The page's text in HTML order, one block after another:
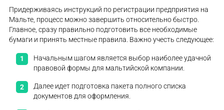
Придерживаясь инструкций по регистрации предприятия на
Мальте, процесс можно завершить относительно быстро.
Главное, сразу правильно подготовить все необходимые
бумаги и принять местные правила. Важно учесть следующее:
Начальным шагом является выбор наиболее удачной
правовой формы для мальтийской компании.
Далее идет подготовка пакета полного списка
документов для оформления.